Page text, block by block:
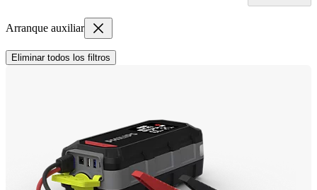
Arranque auxiliar
Eliminar todos los filtros